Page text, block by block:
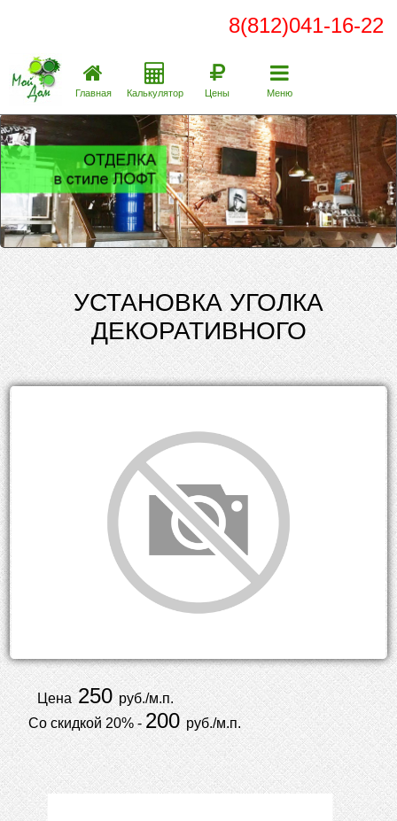
8(812)041-16-22
Главная Калькулятор Цены Меню
УСТАНОВКА УГОЛКА
ДЕКОРАТИВНОГО
Цена250руб./м.п.
Со скидкой 20% - 200руб./м.п.